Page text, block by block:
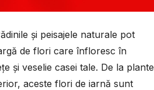
și peisajele naturale pot
de flori care înfloresc în
și veselie casei tale. De la plante
aceste flori de iarnă sunt